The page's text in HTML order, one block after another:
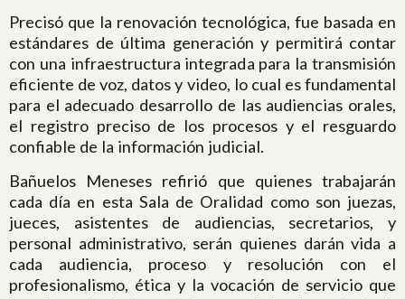
Precisó que la renovación tecnológica, fue basada en
estándares de última generación y permitirá contar
con una infraestructura integrada para la transmisión
eficiente de voz, datos y video, lo cual es fundamental
para el adecuado desarrollo de las audiencias orales,
el registro preciso de los procesos y el resguardo
confiable de la información judicial.
Bañuelos Meneses refirió que quienes trabajarán
cada día en esta Sala de Oralidad como son juezas,
jueces, asistentes de audiencias, secretarios, y
personal administrativo, serán quienes darán vida a
cada audiencia, proceso y resolución con el
profesionalismo, ética y la vocación de servicio que